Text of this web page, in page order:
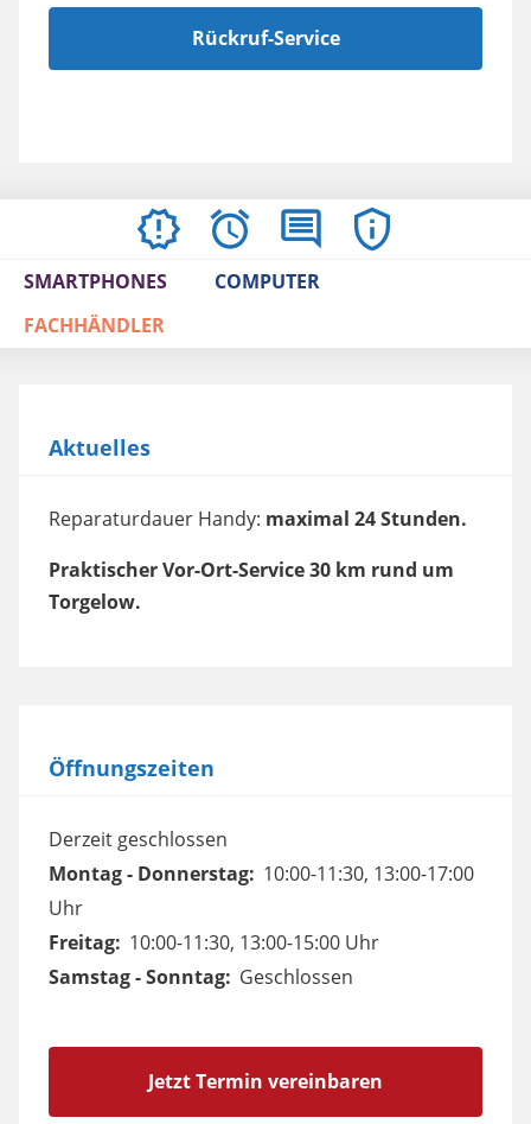
Rückruf-Service
AKTUELLESÖFFNUNGSZEITEN
BEWERTUNGEN
IMPRESSUM
/
SMARTPHONES
COMPUTER
FACHHÄNDLER
Aktuelles
Reparaturdauer Handy: maximal 24 Stunden.
Praktischer Vor-Ort-Service 30 km rund um
Torgelow.
Öffnungszeiten
Derzeit geschlossen
Montag - Donnerstag: 10:00-11:30, 13:00-17:00
Uhr
Freitag: 10:00-11:30, 13:00-15:00 Uhr
Samstag - Sonntag: Geschlossen
Jetzt Termin vereinbaren